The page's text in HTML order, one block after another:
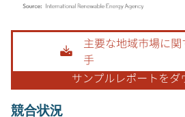
画像 © Mordor Intelligence。再利用にはCC
競合状況